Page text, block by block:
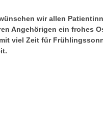
wir allen
Angehörigen ein frohes
viel Zeit für